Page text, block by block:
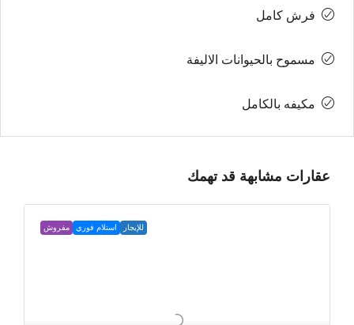
فرش كامل
مسموح بالحيوانات الاليفة
مكيفه بالكامل
عقارات مشابهة قد تهمك
للإيجار استلام فوري مفروش